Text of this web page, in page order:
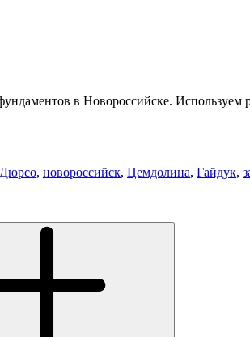
в Новороссийске. Используем
, новороссийск, Цемдолина, Гайдук,